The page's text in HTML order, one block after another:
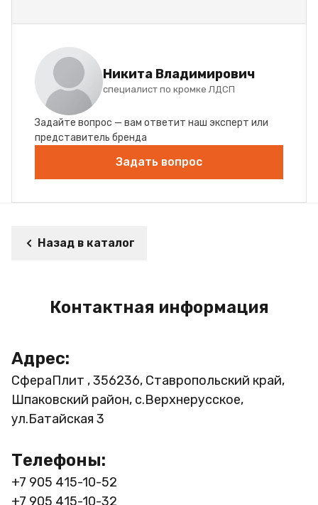
Никита Владимирович
специалист по кромке ЛДСП
Задайте вопрос — вам ответит наш эксперт или
представитель бренда
Задать вопрос
Назад в каталог
Контактная информация
Адрес:
СфераПлит , 356236, Ставропольский край,
Шпаковский район, с.Верхнерусское,
ул.Батайская 3
Телефоны:
+7 905 415-10-52
+7 905 415-10-32